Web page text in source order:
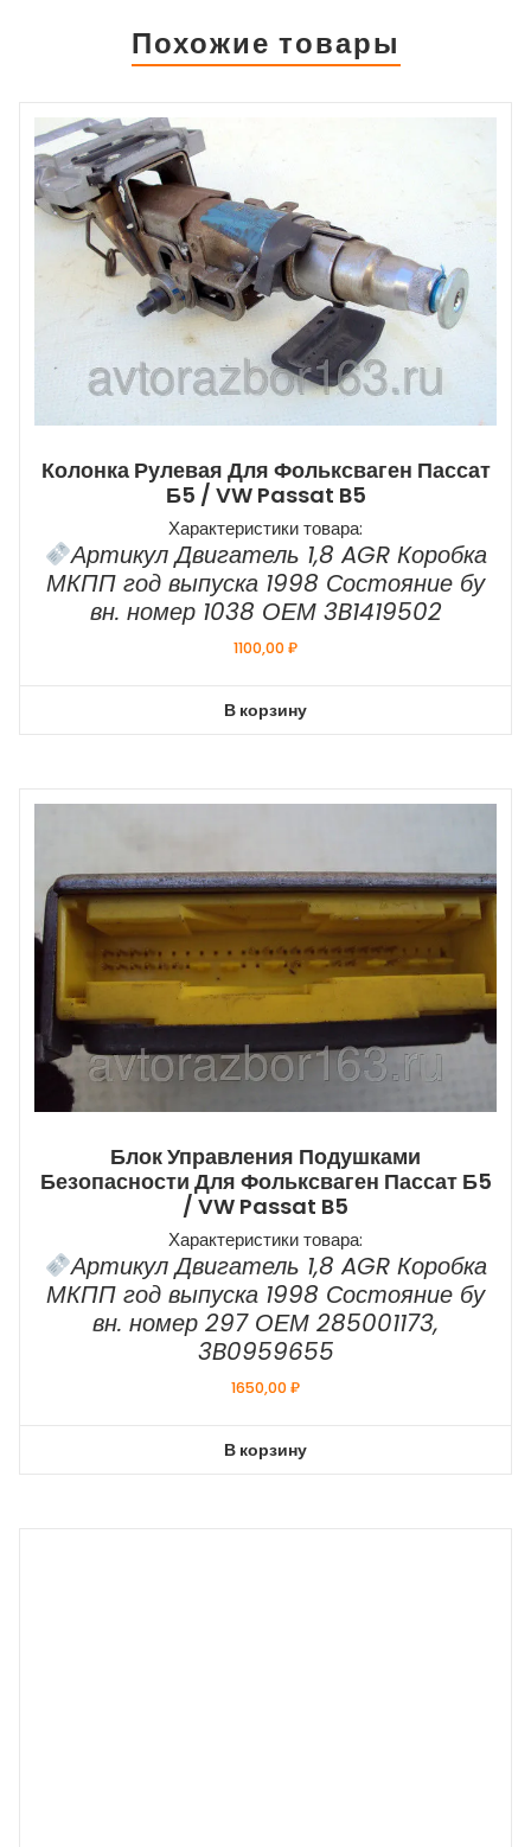
Похожие товары
Колонка Рулевая Для Фольксваген Пассат
Б5 / VW Passat B5
Характеристики товара:
Артикул Двигатель 1,8 AGR Коробка
МКПП год выпуска 1998 Состояние бу
вн. номер 1038 ОЕМ 3B1419502
1100,00₽
В корзину
Блок Управления Подушками
Безопасности Для Фольксваген Пассат Б5
/ VW Passat B5
Характеристики товара:
Артикул Двигатель 1,8 AGR Коробка
МКПП год выпуска 1998 Состояние бу
вн. номер 297 ОЕМ 285001173,
3B0959655
1650,00₽
В корзину